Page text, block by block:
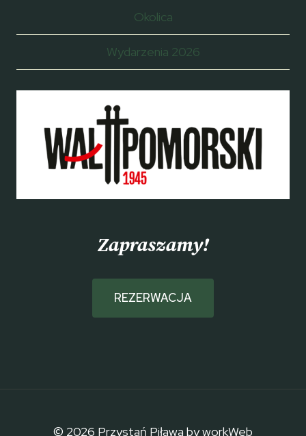
Okolica
Wydarzenia 2026
Zapraszamy!
REZERWACJA
© 2026 Przystań Piława by workWeb